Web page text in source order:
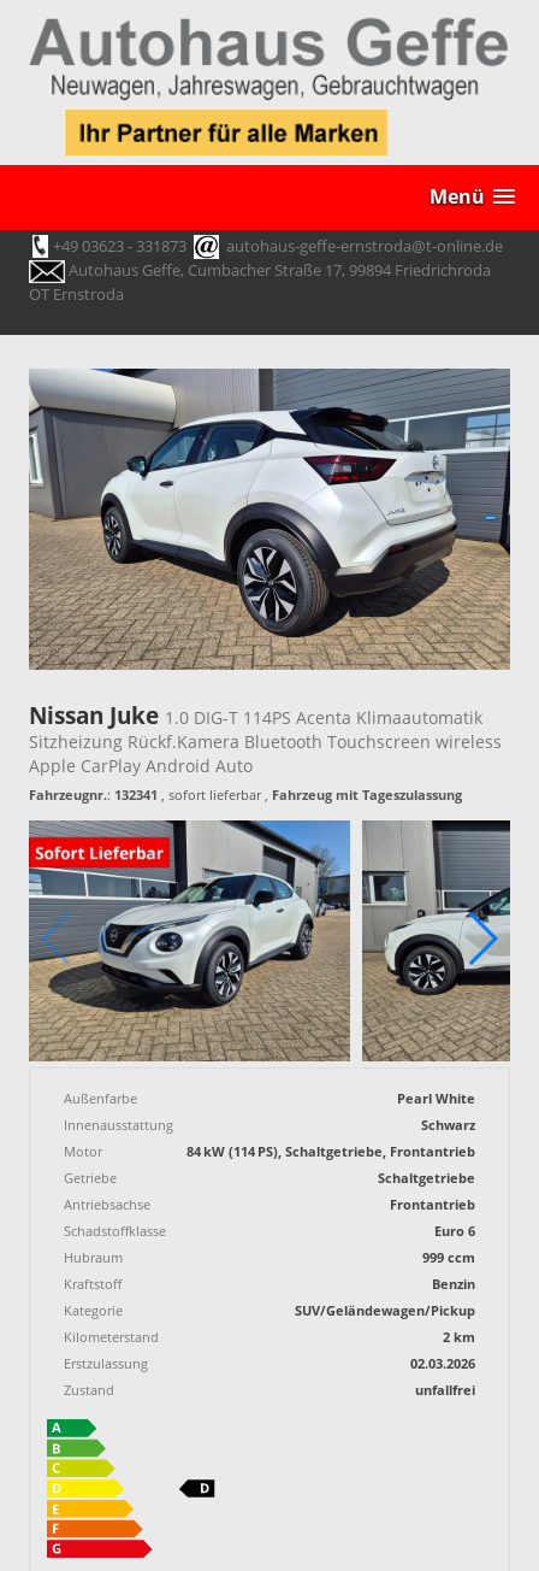
Menü
+49 03623 - 331873
autohaus-geffe-ernstroda@t-online.de
Autohaus Geffe, Cumbacher Straße 17, 99894 Friedrichroda
OT Ernstroda
Nissan Juke 1.0 DIG-T 114PS Acenta Klimaautomatik
Sitzheizung Rückf.Kamera Bluetooth Touchscreen wireless
Apple CarPlay Android Auto
Fahrzeugnr.: 132341 , sofort lieferbar, Fahrzeug mit Tageszulassung
Außenfarbe
Pearl White
Innenausstattung
Schwarz
Motor
84 kW (114 PS), Schaltgetriebe, Frontantrieb
Getriebe
Schaltgetriebe
Antriebsachse
Frontantrieb
Schadstoffklasse
Euro 6
Hubraum
999 ccm
Kraftstoff
Benzin
Kategorie
SUV/Geländewagen/Pickup
Kilometerstand
2 km
Erstzulassung
02.03.2026
Zustand
unfallfrei